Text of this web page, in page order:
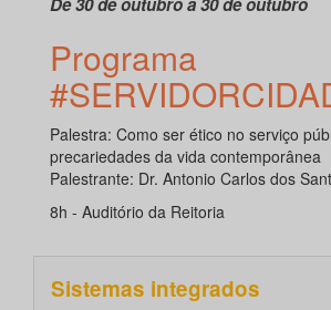
Programa
Palestra: Como ser ético no serviço
precariedades da vida contemporânea
Palestrante: Dr. Antonio Carlos dos
8h - Auditório da Reitoria
Sistemas integrados